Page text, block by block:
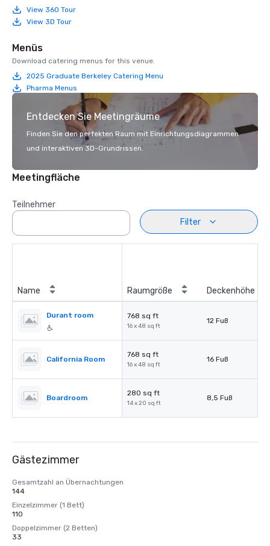
View 360 Tour
View 3D Tour
Menüs
Download catering menus for this venue.
2025 Graduate Berkeley Catering Menu
Pharma Menus
Entdecken Sie Meetingräume
Finden Sie den perfekten Raum mit Einrichtungsdiagrammen
und interaktiven 3D-Grundrissen.
Meetingfläche
Teilnehmer
Filter
Name Raumgröße Deckenhöhe
Durant room 768 sq ft
16 x 48 sq ft
12 Fuß
California Room
768 sq ft
16 x 48 sq ft
16 Fuß
Boardroom
280 sq ft
14 x 20 sq ft
8,5 Fuß
Gästezimmer
Gesamtzahl an Übernachtungen
144
Einzelzimmer (1 Bett)
110
Doppelzimmer (2 Betten)
33